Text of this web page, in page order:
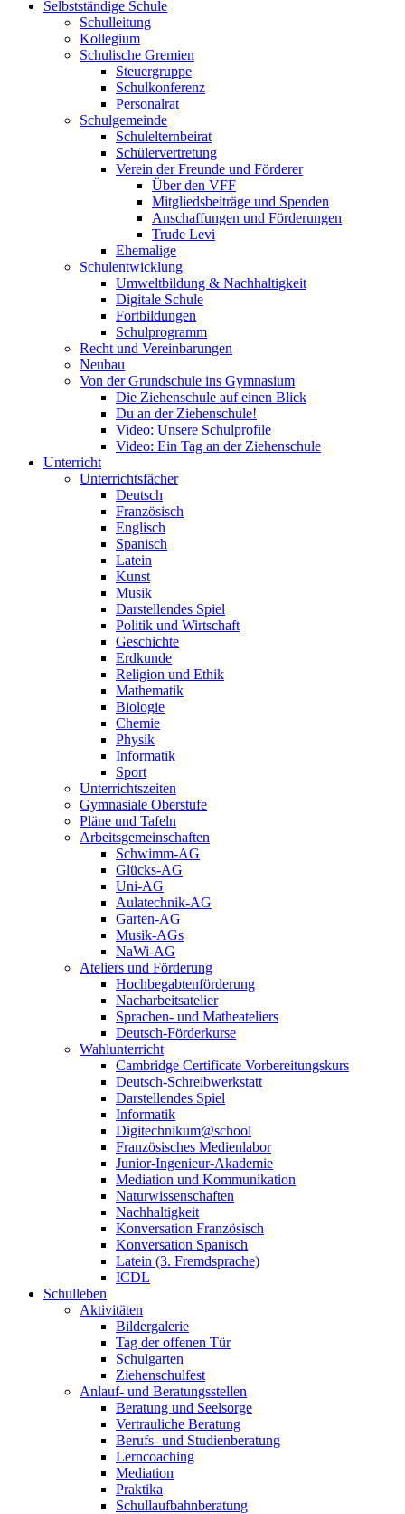
Selbstständige Schule
Schulleitung
Kollegium
Schulische Gremien
Steuergruppe
Schulkonferenz
Personalrat
Schulgemeinde
Schulelternbeirat
Schülervertretung
Verein der Freunde und Förderer
Über den VFF
Mitgliedsbeiträge und Spenden
Anschaffungen und Förderungen
Trude Levi
Ehemalige
Schulentwicklung
Umweltbildung & Nachhaltigkeit
Digitale Schule
Fortbildungen
Schulprogramm
Recht und Vereinbarungen
Neubau
Von der Grundschule ins Gymnasium
Die Ziehenschule auf einen Blick
Du an der Ziehenschule!
Video: Unsere Schulprofile
Video: Ein Tag an der Ziehenschule
Unterricht
Unterrichtsfächer
Deutsch
Französisch
Englisch
Spanisch
Latein
Kunst
Musik
Darstellendes Spiel
Politik und Wirtschaft
Geschichte
Erdkunde
Religion und Ethik
Mathematik
Biologie
Chemie
Physik
Informatik
Sport
Unterrichtszeiten
Gymnasiale Oberstufe
Pläne und Tafeln
Arbeitsgemeinschaften
Schwimm-AG
Glücks-AG
Uni-AG
Aulatechnik-AG
Garten-AG
Musik-AGs
NaWi-AG
Ateliers und Förderung
Hochbegabtenförderung
Nacharbeitsatelier
Sprachen- und Matheateliers
Deutsch-Förderkurse
Wahlunterricht
Cambridge Certificate Vorbereitungskurs
Deutsch-Schreibwerkstatt
Darstellendes Spiel
Informatik
Digitechnikum@school
Französisches Medienlabor
Junior-Ingenieur-Akademie
Mediation und Kommunikation
Naturwissenschaften
Nachhaltigkeit
Konversation Französisch
Konversation Spanisch
Latein (3. Fremdsprache)
ICDL
Schulleben
Aktivitäten
Bildergalerie
Tag der offenen Tür
Schulgarten
Ziehenschulfest
Anlauf- und Beratungsstellen
Beratung und Seelsorge
Vertrauliche Beratung
Berufs- und Studienberatung
Lerncoaching
Mediation
Praktika
Schullaufbahnberatung